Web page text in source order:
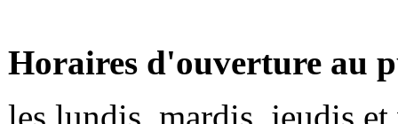
Horaires d'ouverture au